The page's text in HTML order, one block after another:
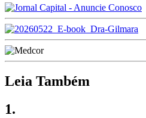
Leia Também
1.